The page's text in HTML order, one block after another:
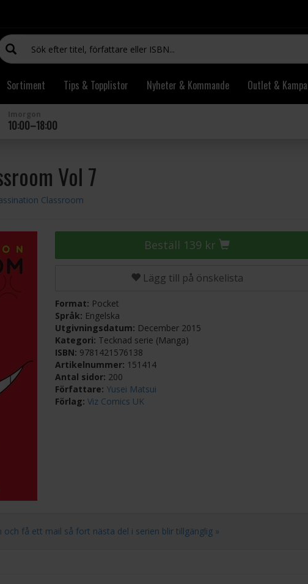
Sortiment Tips & Topplistor Nyheter & Kommande Outlet &
10:00–18:00
Vol 7
Classroom
Beställ 139 kr
Lägg till på önskelista
Format: Pocket
Språk: Engelska
Utgivningsdatum: December 2015
Kategori: Tecknad serie (Manga)
ISBN: 9781421576138
Artikelnummer: 151414
Antal sidor: 200
Författare: Yusei Matsui
Förlag:Viz Comics UK
och få ett mail så fort nästa del i serien blir tillgänglig »